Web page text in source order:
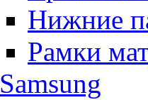
Нижние
Рамки
Samsung